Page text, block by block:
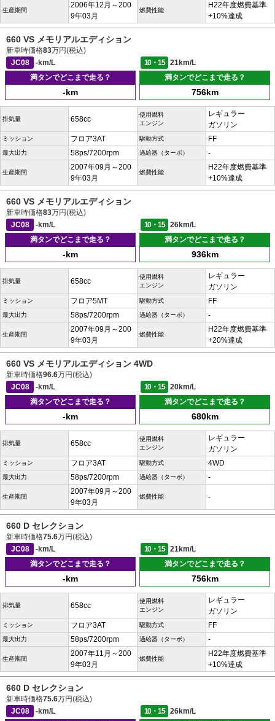
生産期間
2006年12月～200
9年03月
燃費性能
H22年度燃費基準
+10%達成
660 VS メモリアルエディション
新車時価格83万円(税込)
JC08
-km/L 10・15
21km/L
満タンでどこまで走る？
-km
満タンでどこまで走る？
756km
排気量 658cc
使用燃料
エンジン
レギュラー
ガソリン
ミッション フロア3AT 駆動方式 FF
最大出力 58ps/7200rpm 過給器（ターボ） -
生産期間
2007年09月～200
9年03月
燃費性能
H22年度燃費基準
+10%達成
660 VS メモリアルエディション
新車時価格83万円(税込)
JC08
-km/L 10・15
26km/L
満タンでどこまで走る？
-km
満タンでどこまで走る？
936km
排気量 658cc
使用燃料
エンジン
レギュラー
ガソリン
ミッション フロア5MT 駆動方式 FF
最大出力 58ps/7200rpm 過給器（ターボ） -
生産期間
2007年09月～200
9年03月
燃費性能
H22年度燃費基準
+20%達成
660 VS メモリアルエディション 4WD
新車時価格96.6万円(税込)
JC08
-km/L 10・15
20km/L
満タンでどこまで走る？
-km
満タンでどこまで走る？
680km
排気量 658cc
使用燃料
エンジン
レギュラー
ガソリン
ミッション フロア3AT 駆動方式 4WD
最大出力 58ps/7200rpm 過給器（ターボ） -
生産期間
2007年09月～200
9年03月
燃費性能 -
660 D セレクション
新車時価格75.6万円(税込)
JC08
-km/L 10・15
21km/L
満タンでどこまで走る？
-km
満タンでどこまで走る？
756km
排気量 658cc
使用燃料
エンジン
レギュラー
ガソリン
ミッション フロア3AT 駆動方式 FF
最大出力 58ps/7200rpm 過給器（ターボ） -
生産期間
2007年11月～200
9年03月
燃費性能
H22年度燃費基準
+10%達成
660 D セレクション
新車時価格75.6万円(税込)
JC08
-km/L 10・15
26km/L